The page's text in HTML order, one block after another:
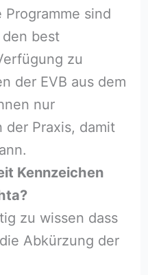
Programme sind
best
zu
der EVB aus dem
nur
der Praxis, damit
Kennzeichen
zu wissen dass
Abkürzung der